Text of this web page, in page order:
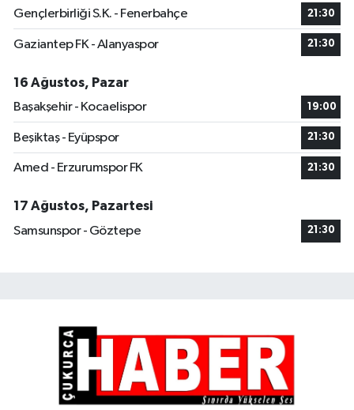
Gençlerbirliği S.K. - Fenerbahçe 21:30
Gaziantep FK - Alanyaspor 21:30
16 Ağustos, Pazar
Başakşehir - Kocaelispor
19:00
Beşiktaş - Eyüpspor 21:30
Amed - Erzurumspor FK 21:30
17 Ağustos, Pazartesi
Samsunspor - Göztepe
21:30